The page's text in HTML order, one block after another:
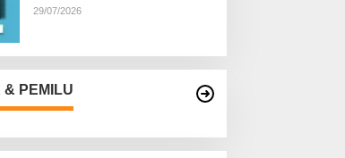
Finansial
29/07/2026
& PEMILU